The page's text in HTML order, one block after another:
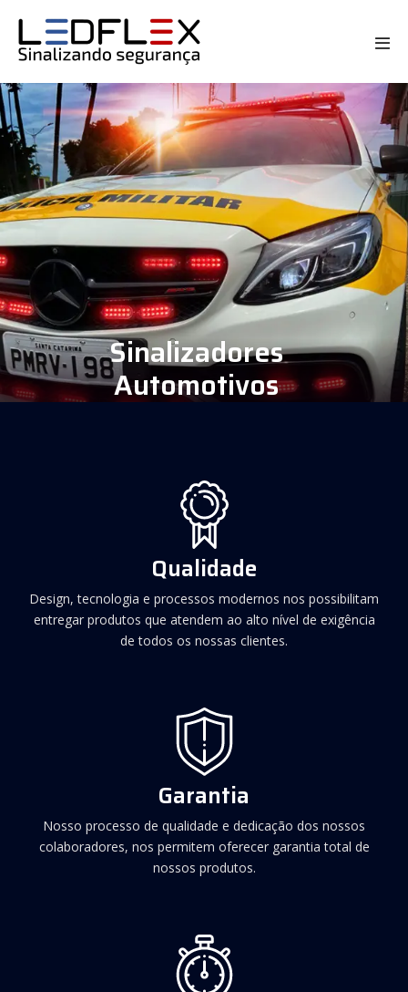
Sinalizadores
Automotivos
Qualidade
Design, tecnologia e processos modernos nos possibilitam
entregar produtos que atendem ao alto nível de exigência
de todos os nossas clientes.
Garantia
Nosso processo de qualidade e dedicação dos nossos
colaboradores, nos permitem oferecer garantia total de
nossos produtos.